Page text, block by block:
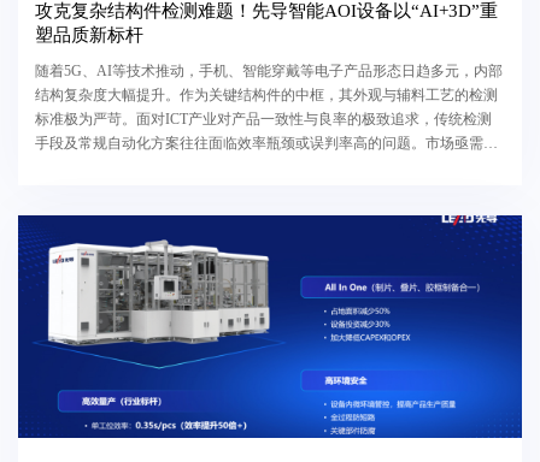
攻克复杂结构件检测难题！先导智能AOI设备以“AI+3D”重
塑品质新标杆
随着5G、AI等技术推动，手机、智能穿戴等电子产品形态日趋多元，内部
结构复杂度大幅提升。作为关键结构件的中框，其外观与辅料工艺的检测
标准极为严苛。面对ICT产业对产品一致性与良率的极致追求，传统检测
手段及常规自动化方案往往面临效率瓶颈或误判率高的问题。市场亟需一